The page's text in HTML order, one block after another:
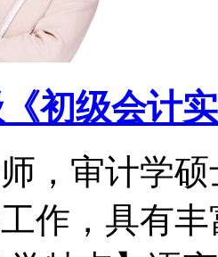
初级会计
，审计学
作，具有